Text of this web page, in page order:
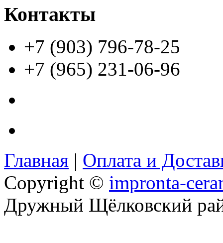
Контакты
+7 (903) 796-78-25
+7 (965) 231-06-96
Главная | Оплата и
Copyright © impronta-
Дружный Щёлковский